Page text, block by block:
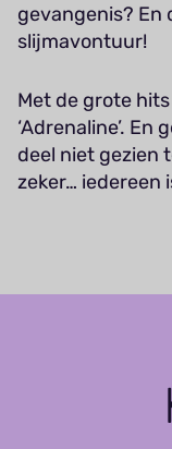
gevangenis? En
slijmavontuur!
Met de grote hits
‘Adrenaline’.
deel niet gezien
zeker… iedereen